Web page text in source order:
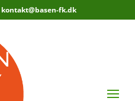
kontakt@basen-fk.dk